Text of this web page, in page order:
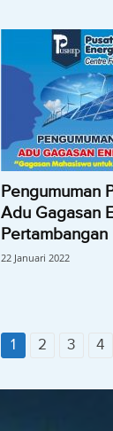
Pengumuman
Adu Gagasan
Pertambangan
22 Januari 2022
1 2 3 4